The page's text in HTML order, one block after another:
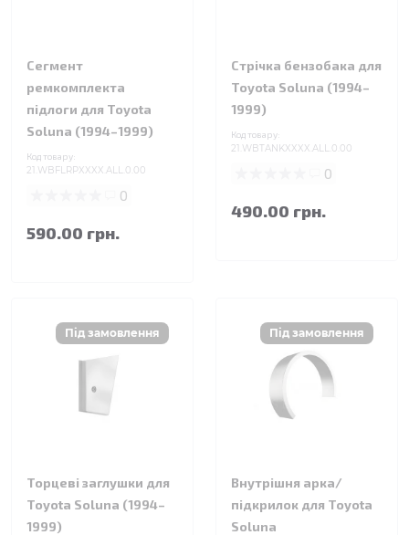
Сегмент
ремкомплекта
підлоги для Toyota
Soluna (1994–1999)
Код товару:
21.WBFLRPXXXX.ALL.0.00
0
590.00 грн.
Стрічка бензобака для
Toyota Soluna (1994–
1999)
Код товару:
21.WBTANKXXXX.ALL.0.00
0
490.00 грн.
Торцеві заглушки для
Toyota Soluna (1994–
1999)
Внутрішня арка/
підкрилок для Toyota
Soluna